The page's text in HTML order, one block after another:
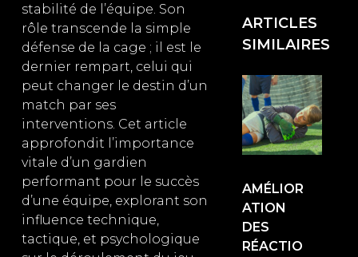
stabilité de l’équipe. Son
rôle transcende la simple
défense de la cage ; il est le
dernier rempart, celui qui
peut changer le destin d’un
match par ses
interventions. Cet article
approfondit l’importance
vitale d’un gardien
performant pour le succès
d’une équipe, explorant son
influence technique,
tactique, et psychologique
ARTICLES
SIMILAIRES
AMÉLIOR
ATION
DES
RÉACTIO